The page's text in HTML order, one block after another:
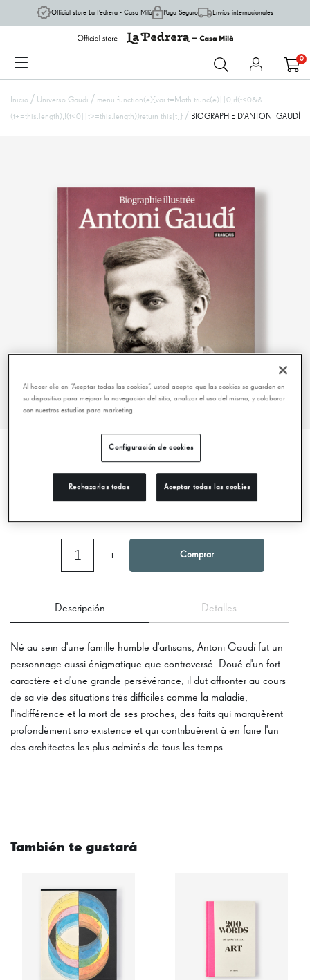
Official store La Pedrera - Casa Milà Pago Seguro Envíos internacionales
0
Inicio / Universo Gaudí / menu.function(e){var t=Math.trunc(e)||0;if(t<0&&
(t+=this.length),!(t<0||t>=this.length))return this[t]} / BIOGRAPHIE D'ANTONI GAUDÍ
− 1 + Comprar
Descripción Detalles
Né au sein d'une famille humble d'artisans, Antoni Gaudí fut un
personnage aussi énigmatique que controversé. Doué d'un fort
caractère et d'une grande persévérance, il dut affronter au cours
de sa vie des situations très difficiles comme la maladie,
l'indifférence et la mort de ses proches, des faits qui marquèrent
profondèment sno existence et qui contribuèrent à en faire l'un
des architectes les plus admirés de tous les temps
También te gustará
Al hacer clic en “Aceptar todas las cookies”, usted acepta que las cookies se guarden en
su dispositivo para mejorar la navegación del sitio, analizar el uso del mismo, y colaborar
con nuestros estudios para marketing.
Configuración de cookies
Rechazarlas todas Aceptar todas las cookies